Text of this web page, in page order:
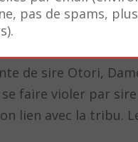
de sire Otori,
faire violer par
lien avec la tribu.
pas de spams,